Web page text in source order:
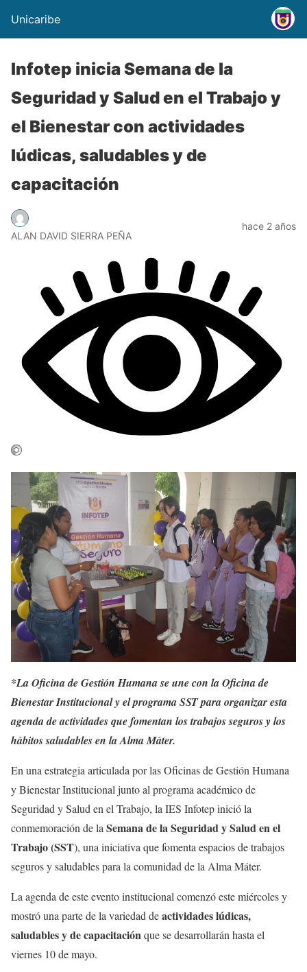
Unicaribe
Infotep inicia Semana de la
Seguridad y Salud en el Trabajo y
el Bienestar con actividades
lúdicas, saludables y de
capacitación
ALAN DAVID SIERRA PEÑA
hace 2 años
*La Oficina de Gestión Humana se une con la Oficina de
Bienestar Institucional y el programa SST para organizar esta
agenda de actividades que fomentan los trabajos seguros y los
hábitos saludables en la Alma Máter.
En una estrategia articulada por las Oficinas de Gestión Humana
y Bienestar Institucional junto al programa académico de
Seguridad y Salud en el Trabajo, la IES Infotep inició la
conmemoración de la Semana de la Seguridad y Salud en el
Trabajo (SST), una iniciativa que fomenta espacios de trabajos
seguros y saludables para la comunidad de la Alma Máter.
La agenda de este evento institucional comenzó este miércoles y
mostró una parte de la variedad deactividades lúdicas,
saludables y de capacitaciónque se desarrollarán hasta el
viernes 10 de mayo.